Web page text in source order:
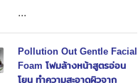
...
Pollution Out Gentle Facial
Foam โฟมล้างหน้าสูตรอ่อน
โยน ทำความสะอาดผิวจาก